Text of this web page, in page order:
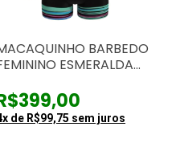
BARBEDO
ESMERALDA
x de R$99,75 sem juros